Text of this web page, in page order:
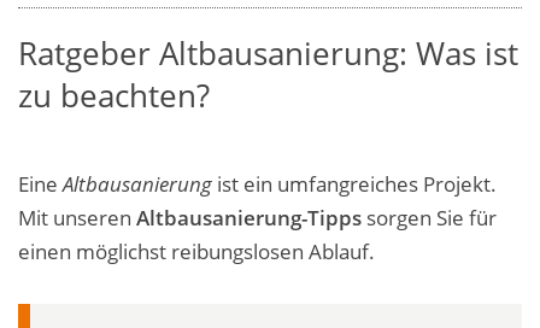
Ratgeber Altbausanierung: Was ist
zu beachten?
EineAltbausanierung ist ein umfangreiches Projekt.
Mit unseren Altbausanierung-Tipps sorgen Sie für
einen möglichst reibungslosen Ablauf.